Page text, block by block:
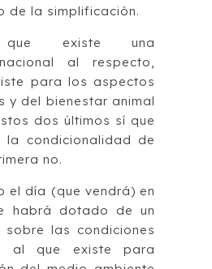
de la simplificación.
existe una
al respecto,
para los aspectos
y del bienestar animal
dos últimos sí que
la condicionalidad de
no.
el día (que vendrá) en
habrá dotado de un
las condiciones
al que existe para